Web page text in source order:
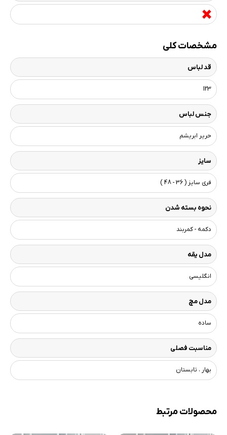
مشخصات کلی
قد لباس
123
جنس لباس
حریر ابریشم
سایز
فری سایز ( 36 - 48 )
نحوه بسته شدن
دکمه - کمربند
مدل یقه
انگلیسی
مدل مچ
ساده
مناسبت فصلی
بهار ، تابستان
محصولات مرتبط